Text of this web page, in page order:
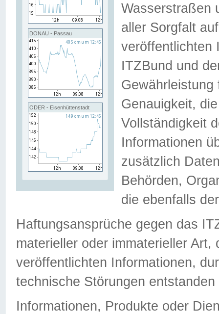
DONAU - Passau
ODER - Eisenhüttenstadt
Wasserstraßen
aller Sorgfalt
veröffentlichten
ITZBund und
Genauigkeit,
Vollständigkeit
Informationen
zusätzlich
Behörden,
die ebenfalls
Haftungsansprüche gegen das
materieller oder immaterieller
veröffentlichten Informationen,
technische Störungen
Informationen, Produkte oder